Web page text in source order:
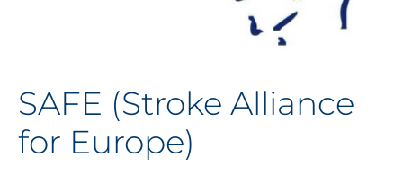
SAFE (Stroke Alliance
for Europe)